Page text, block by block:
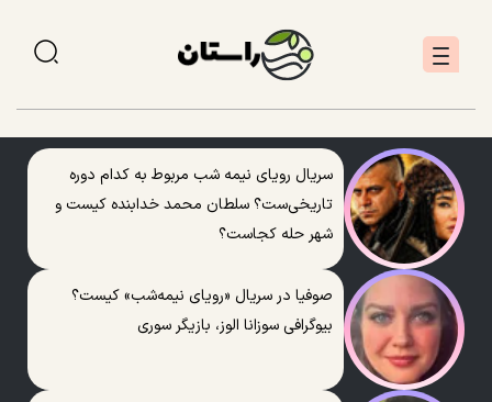
سریال رویای نیمه شب مربوط به کدام دوره
تاریخی‌ست؟ سلطان محمد خدابنده کیست و
شهر حله کجاست؟
صوفیا در سریال «رویای نیمه‌شب» کیست؟
بیوگرافی سوزانا الوز، بازیگر سوری